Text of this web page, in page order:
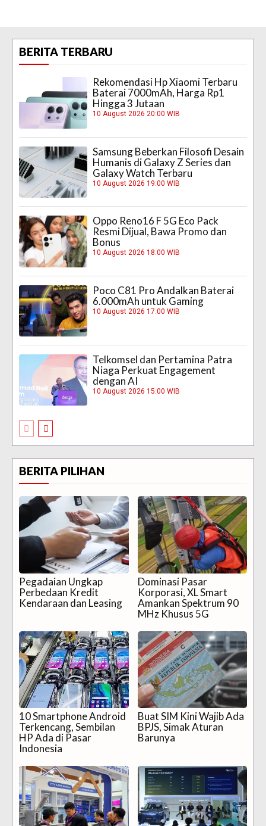
BERITA TERBARU
Rekomendasi Hp Xiaomi Terbaru
Baterai 7000mAh, Harga Rp1
Hingga 3 Jutaan
10 August 2026 20:00 WIB
Samsung Beberkan Filosofi Desain
Humanis di Galaxy Z Series dan
Galaxy Watch Terbaru
10 August 2026 19:00 WIB
Oppo Reno16 F 5G Eco Pack
Resmi Dijual, Bawa Promo dan
Bonus
10 August 2026 18:00 WIB
Poco C81 Pro Andalkan Baterai
6.000mAh untuk Gaming
10 August 2026 17:00 WIB
Telkomsel dan Pertamina Patra
Niaga Perkuat Engagement
dengan AI
10 August 2026 15:00 WIB
BERITA PILIHAN
Pegadaian Ungkap
Perbedaan Kredit
Kendaraan dan Leasing
Dominasi Pasar
Korporasi, XL Smart
Amankan Spektrum 90
MHz Khusus 5G
10 Smartphone Android
Terkencang, Sembilan
HP Ada di Pasar
Indonesia
Buat SIM Kini Wajib Ada
BPJS, Simak Aturan
Barunya